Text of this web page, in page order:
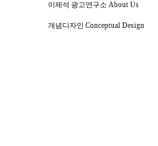
이제석 광고연구소 About Us
개념디자인 Conceptual Design